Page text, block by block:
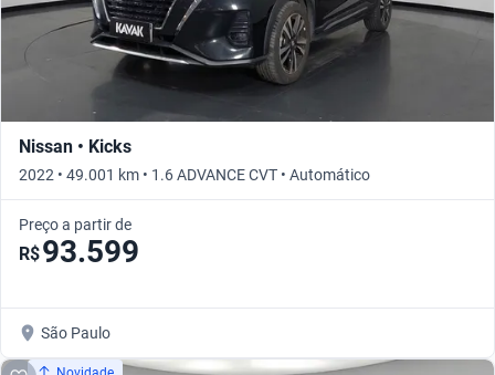
Nissan • Kicks
2022 • 49.001 km • 1.6 ADVANCE CVT • Automático
Preço a partir de
R$93.599
São Paulo